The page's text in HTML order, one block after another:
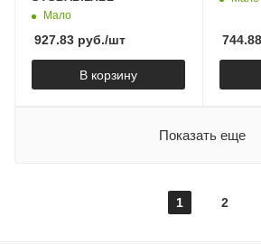
Мало
927.83 руб./шт
В корзину
744.88
Показать еще
1 2